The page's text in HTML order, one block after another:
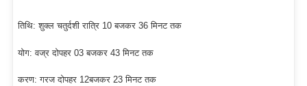
तिथि: शुक्ल चतुर्दशी रात्रि 10 बजकर 36 मिनट तक
योग: वज्र दोपहर 03 बजकर 43 मिनट तक
करण: गरज दोपहर 12बजकर 23 मिनट तक